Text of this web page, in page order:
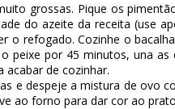
grossas. Pique os
do azeite da receita (use
o refogado. Cozinhe o
peixe por 45 minutos, una as
de cozinhar.
e despeje a mistura de ovo
ao forno para dar cor ao